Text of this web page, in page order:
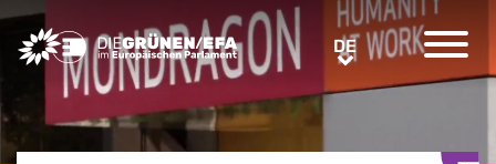
Greens/EFA Home DEDE